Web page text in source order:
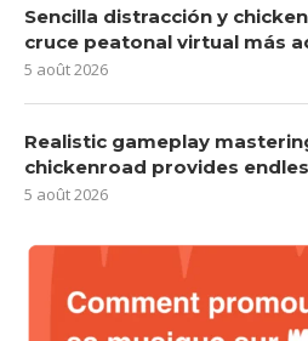
Sencilla distracción y
cruce peatonal virtual más
5 août 2026
Realistic gameplay
chickenroad provides
5 août 2026